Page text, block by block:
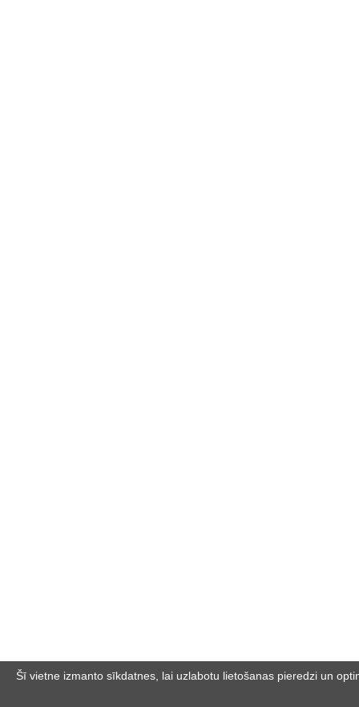
Šī vietne izmanto sīkdatnes, lai uzlabotu lietošanas pieredzi un